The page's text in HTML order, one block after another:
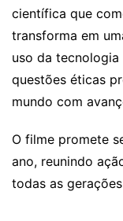
científica que
transforma em
uso da
questões éticas
mundo com
O filme promete
ano, reunindo
todas as